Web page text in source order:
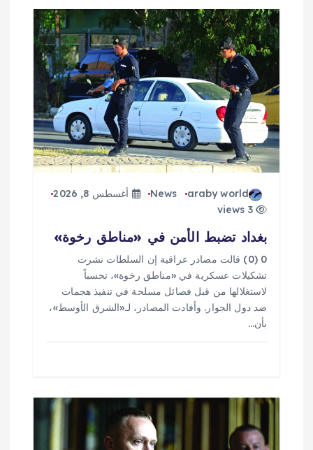
ق
ت
araby world
News
أغسطس 8, 2026
3 views
بغداد تضبط الأمن في «مناطق رخوة»
0 (0) قالت مصادر عراقية إن السلطات نشرت
تشكيلات عسكرية في «مناطق رخوة»، تحسباً
لاستغلالها من قبل فصائل مسلحة في تنفيذ هجمات
ضد دول الجوار. وأفادت المصادر، لـ«الشرق الأوسط»،
بأن…